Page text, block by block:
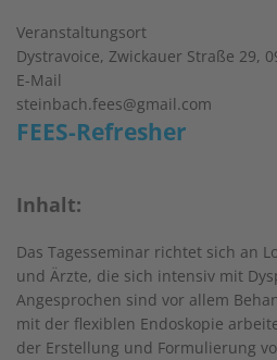
Veranstaltungsort
Dystravoice, Zwickauer Straße 29,
E-Mail
steinbach.fees@gmail.com
FEES-Refresher
Inhalt:
Das Tagesseminar richtet sich an
und Ärzte, die sich intensiv mit
Angesprochen sind vor allem
mit der flexiblen Endoskopie
der Erstellung und Formulierung